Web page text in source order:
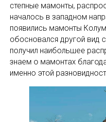
степные мамонты,
началось в западном
появились мамонты
обосновался другой вид
получил наибольшее
знаем о мамонтах
именно этой